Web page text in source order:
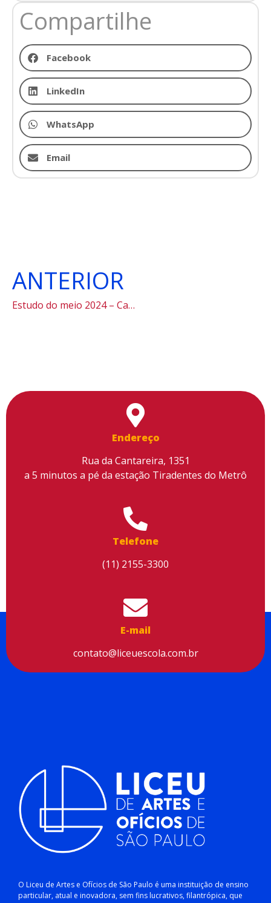
Compartilhe
Facebook
LinkedIn
WhatsApp
Email
ANTERIOR
Estudo do meio 2024 – Cananéia
Endereço
Rua da Cantareira, 1351
a 5 minutos a pé da estação Tiradentes do Metrô
Telefone
(11) 2155-3300
E-mail
contato@liceuescola.com.br
O Liceu de Artes e Ofícios de São Paulo é uma instituição de ensino
particular, atual e inovadora, sem fins lucrativos, filantrópica, que
segurança à sua navegação. Para saber mais, consulte nossa
Política de Privacidade
Aceitar cookies